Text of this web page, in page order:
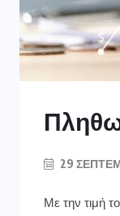
29
Με την τιμή